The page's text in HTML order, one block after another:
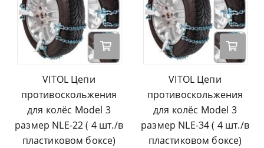
VITOL Цепи
противоскольжения
для колёс Model 3
размер NLE-22 ( 4 шт./в
пластиковом боксе)
VITOL Цепи
противоскольжения
для колёс Model 3
размер NLE-34 ( 4 шт./в
пластиковом боксе)